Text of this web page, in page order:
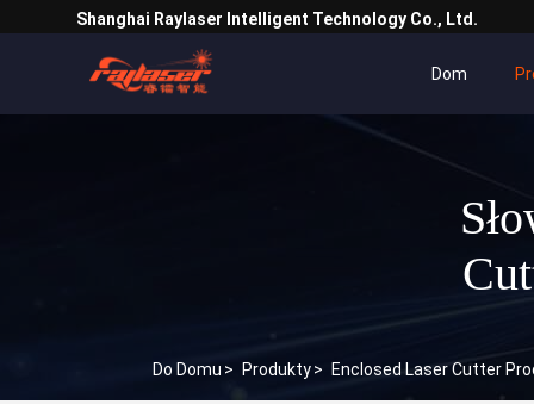
Shanghai Raylaser Intelligent Technology Co., Ltd.
Dom
Do Domu > Produkty> Enclosed Laser Cutter